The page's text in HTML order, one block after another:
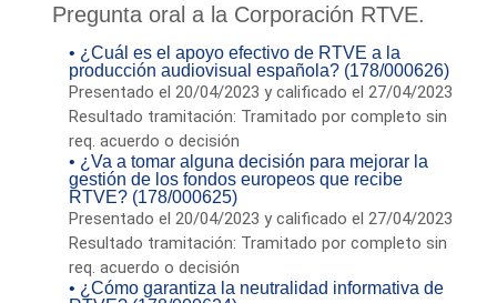
Pregunta oral a la Corporación RTVE.
• ¿Cuál es el apoyo efectivo de RTVE a la
producción audiovisual española? (178/000626)
Presentado el 20/04/2023 y calificado el 27/04/2023
Resultado tramitación: Tramitado por completo sin
req. acuerdo o decisión
• ¿Va a tomar alguna decisión para mejorar la
gestión de los fondos europeos que recibe
RTVE? (178/000625)
Presentado el 20/04/2023 y calificado el 27/04/2023
Resultado tramitación: Tramitado por completo sin
req. acuerdo o decisión
• ¿Cómo garantiza la neutralidad informativa de